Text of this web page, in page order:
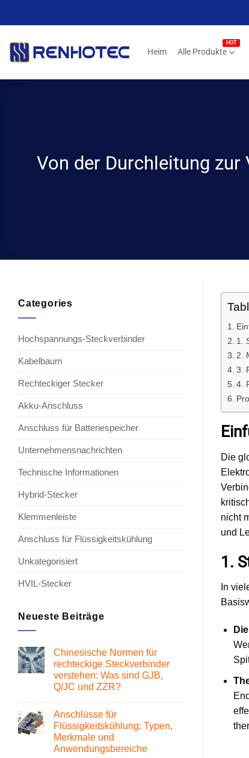
Heim Alle Produkte
Von der Durchleitung
Categories
Hochspannungs-Steckverbinder
Kabelbaum
Rechteckiger Stecker
Akku-Anschluss
Anschluss für Batteriespeicher
Unternehmensnachrichten
Technische Informationen
Hybrid-Stecker
Klemmenleiste
Anschluss für Flüssigkeitskühlung
Unkategorisiert
HVIL-Stecker
Neueste Beiträge
Chinesische Normen für
rechteckige Steckverbinder
verstehen: Was sind GJB,
Q/JC und ZZR?
zu
Chinesische
Normen
für
rechteckige
Steckverbinder
Anschlüsse für
Flüssigkeitskühlung: Typen,
Merkmale und
Anwendungsbereiche
1.
2.
3.
4.
Die
nicht
und
1.
In